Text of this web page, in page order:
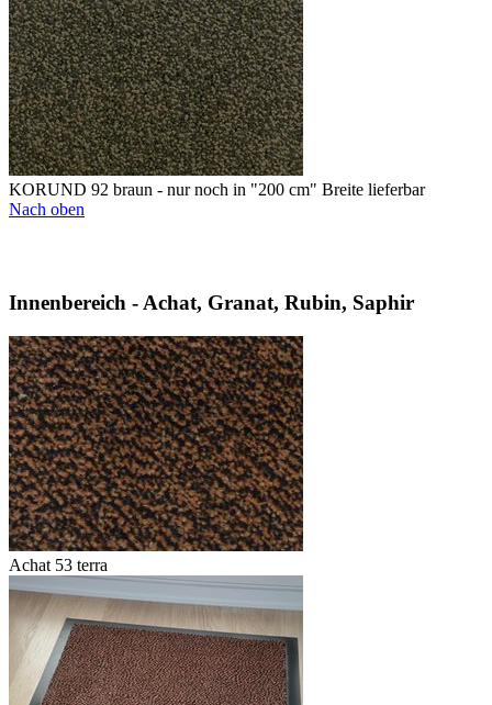
KORUND 92 braun - nur noch in "200 cm" Breite lieferbar
Nach oben
Innenbereich - Achat, Granat, Rubin, Saphir
Achat 53 terra